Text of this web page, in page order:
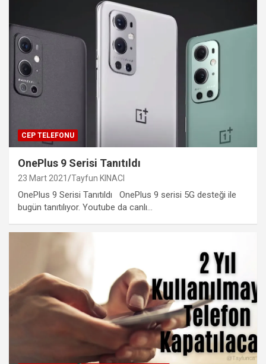
CEP TELEFONU
OnePlus 9 Serisi Tanıtıldı
23 Mart 2021 Tayfun KINACI
OnePlus 9 Serisi Tanıtıldı OnePlus 9 serisi 5G desteği ile
bugün tanıtılıyor. Youtube da canlı…